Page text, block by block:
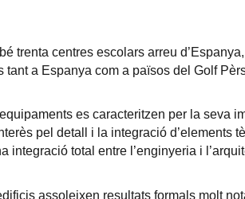
trenta centres escolars arreu
tant a Espanya com a països del Golf
es caracteritzen per la seva
pel detall i la integració d’elements
integració total entre l’enginyeria i
assoleixen resultats formals molt